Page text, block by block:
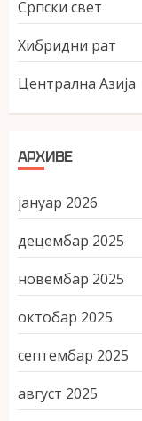
Српски свет
Хибридни рат
Централна Азија
АРХИВЕ
јануар 2026
децембар 2025
новембар 2025
октобар 2025
септембар 2025
август 2025